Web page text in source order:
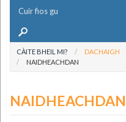
Cuir fios gu
CÀITE BHEIL MI? DACHAIGH
NAIDHEACHDAN
NAIDHEACHDAN